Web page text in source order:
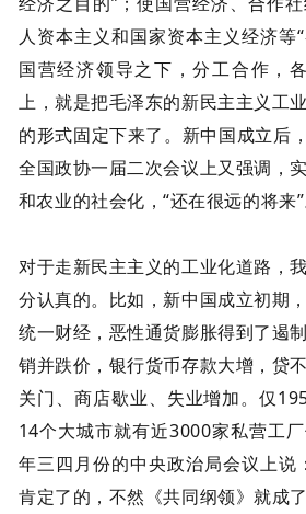
人资本主义和国家资本主义经济等
国营经济领导之下，分工合作，
上，就是把毛泽东的新民主主义工
的形式固定下来了。新中国成立后
全国政协一届二次会议上又强调，
和农业的社会化，“还在很远的将来”
对于走新民主主义的工业化道路，
分认真的。比如，新中国成立初期
统一财经，恶性通货膨胀得到了遏
销并跌价，银行货币存款大增，贷
关门、商店歇业、失业增加。仅
14个大城市就有近3000家私营工
年三四月份的中央政治局会议上说
肯定了的，不然《共同纲领》就成